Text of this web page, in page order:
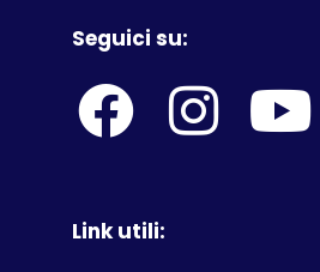
Seguici su:
Link utili: